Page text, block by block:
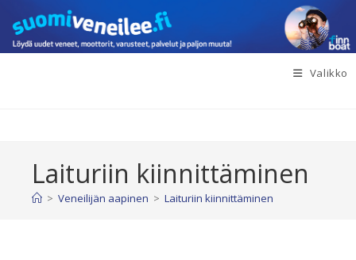
suoraan
sisältöön
Valikko
Laituriin kiinnittäminen
> Veneilijän aapinen > Laituriin kiinnittäminen